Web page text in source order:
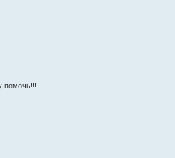
помочь!!!